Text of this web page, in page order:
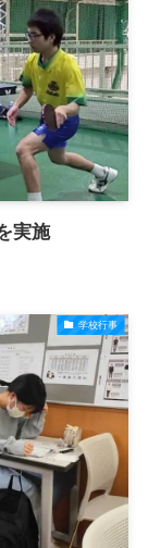
実施
学校行事